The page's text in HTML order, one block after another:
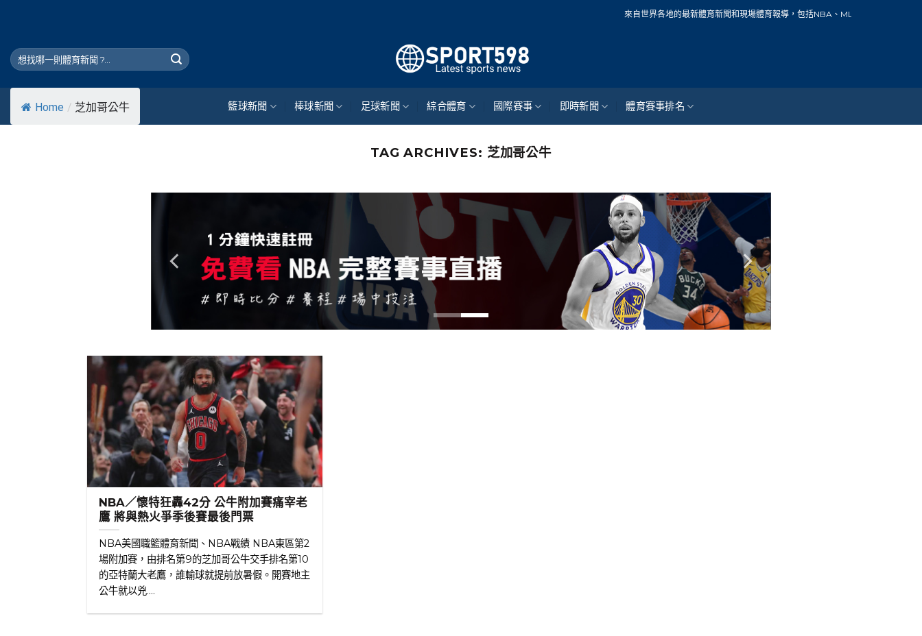
來自世界各地的最新體育新聞和現場體育報導，包括NBA、MLB、中華職棒、籃球、
Home / 芝加哥公牛 籃球新聞 棒球新聞 足球新聞 綜合體育 國際賽事 即時新聞 體育賽事排名
TAG ARCHIVES: 芝加哥公牛
NBA／懷特狂轟42分 公牛附加賽痛宰老
鷹 將與熱火爭季後賽最後門票
NBA美國職籃體育新聞、NBA戰績 NBA東區第2
場附加賽，由排名第9的芝加哥公牛交手排名第10
的亞特蘭大老鷹，誰輸球就提前放暑假。開賽地主
公牛就以兇....